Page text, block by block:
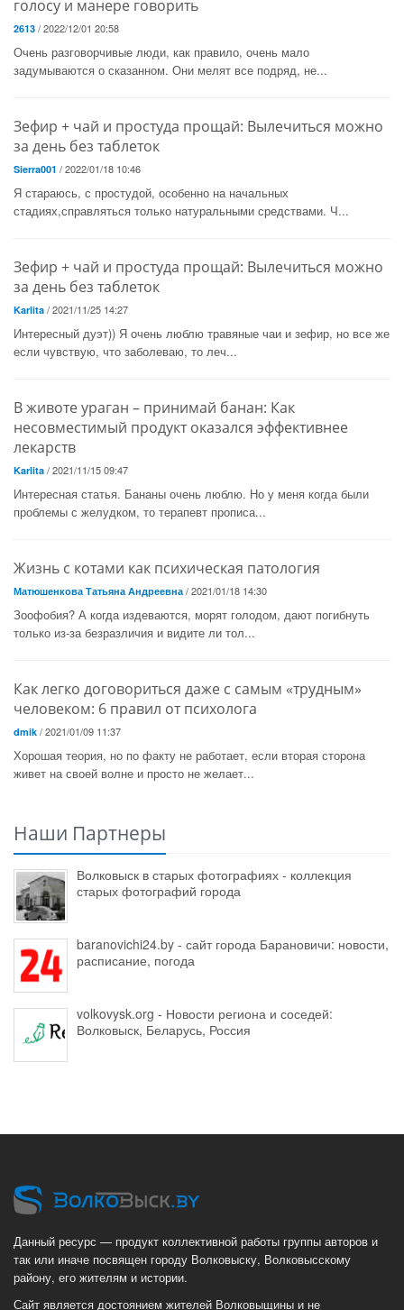
голосу и манере говорить
2613 / 2022/12/01 20:58
Очень разговорчивые люди, как правило, очень мало
задумываются о сказанном. Они мелят все подряд, не...
Зефир + чай и простуда прощай: Вылечиться можно
за день без таблеток
Sierra001 / 2022/01/18 10:46
Я стараюсь, с простудой, особенно на начальных
стадиях,справляться только натуральными средствами. Ч...
Зефир + чай и простуда прощай: Вылечиться можно
за день без таблеток
Karlita / 2021/11/25 14:27
Интересный дуэт)) Я очень люблю травяные чаи и зефир, но все же
если чувствую, что заболеваю, то леч...
В животе ураган – принимай банан: Как
несовместимый продукт оказался эффективнее
лекарств
Karlita / 2021/11/15 09:47
Интересная статья. Бананы очень люблю. Но у меня когда были
проблемы с желудком, то терапевт прописа...
Жизнь с котами как психическая патология
Матюшенкова Татьяна Андреевна / 2021/01/18 14:30
Зоофобия? А когда издеваются, морят голодом, дают погибнуть
только из-за безразличия и видите ли тол...
Как легко договориться даже с самым «трудным»
человеком: 6 правил от психолога
dmik / 2021/01/09 11:37
Хорошая теория, но по факту не работает, если вторая сторона
живет на своей волне и просто не желает...
Наши Партнеры
Волковыск в старых фотографиях - коллекция
старых фотографий города
baranovichi24.by - сайт города Барановичи: новости,
расписание, погода
volkovysk.org - Новости региона и соседей:
Волковыск, Беларусь, Россия
Данный ресурс — продукт коллективной работы группы авторов и
так или иначе посвящен городу Волковыску, Волковысскому
району, его жителям и истории.
Сайт является достоянием жителей Волковыщины и не